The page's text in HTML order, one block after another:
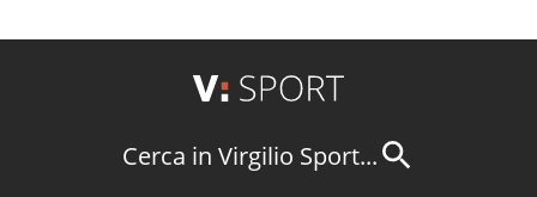
Cerca in Virgilio Sport...